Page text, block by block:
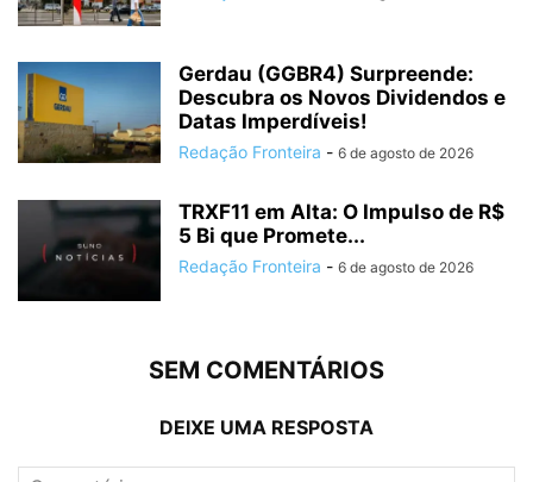
Gerdau (GGBR4) Surpreende:
Descubra os Novos Dividendos e
Datas Imperdíveis!
Redação Fronteira - 6 de agosto de 2026
TRXF11 em Alta: O Impulso de R$
5 Bi que Promete...
Redação Fronteira - 6 de agosto de 2026
SEM COMENTÁRIOS
DEIXE UMA RESPOSTA